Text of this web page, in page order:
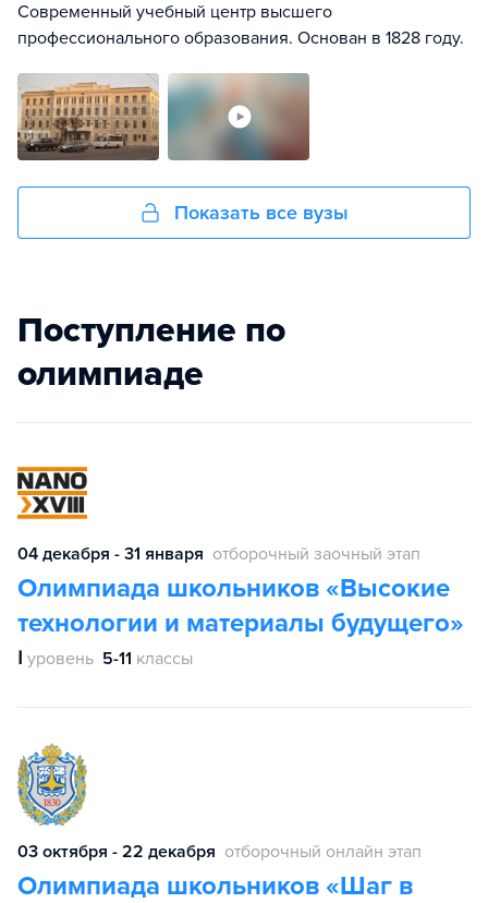
Современный учебный центр высшего
профессионального образования. Основан в 1828 году.
Показать все вузы
Поступление по
олимпиаде
04 декабря - 31 января отборочный заочный этап
Олимпиада школьников «Высокие
технологии и материалы будущего»
Ⅰ уровень 5-11 классы
03 октября - 22 декабря отборочный онлайн этап
Олимпиада школьников «Шаг в